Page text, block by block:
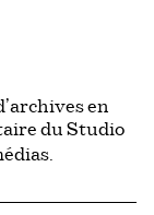
en
du Studio